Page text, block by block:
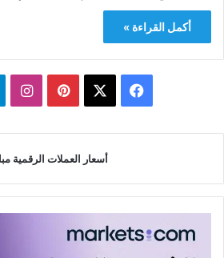
أكمل القراءة »
فيسبوك بينتيريست
أسعار العملات الرقمية